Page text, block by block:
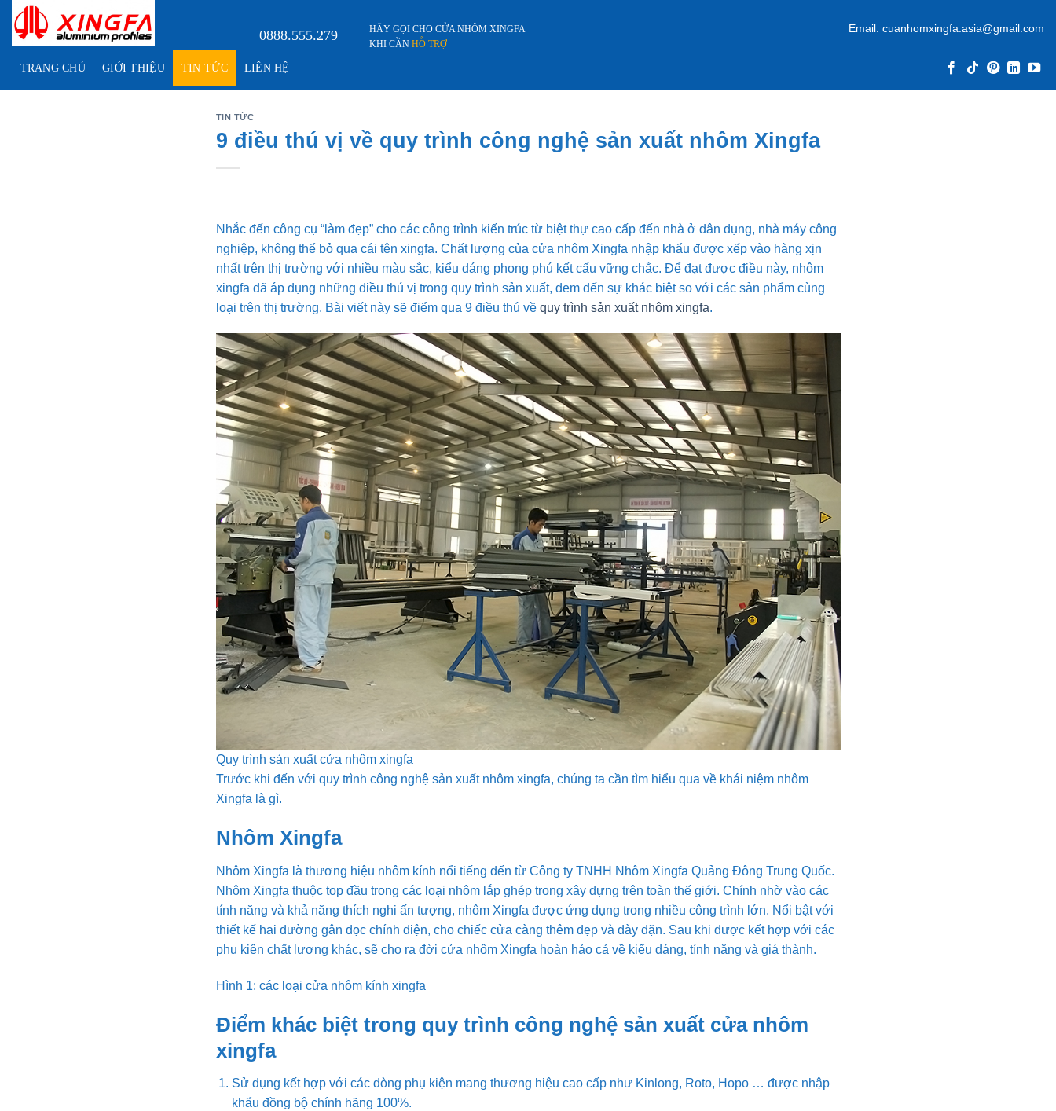
Skip
content
0888.555.279
HÃY GỌI CHO CỬA NHÔM XINGFA
KHI CẦN HỖ TRỢ
Email: cuanhomxingfa.asia@gmail.com
TRANG CHỦ GIỚI THIỆU TIN TỨC LIÊN HỆ
TIN TỨC
9 điều thú vị về quy trình công nghệ sản xuất nhôm Xingfa
Nhắc đến công cụ “làm đẹp” cho các công trình kiến trúc từ biệt thự cao cấp đến nhà ở dân dụng, nhà máy công
nghiệp, không thể bỏ qua cái tên xingfa. Chất lượng của cửa nhôm Xingfa nhập khẩu được xếp vào hàng xịn
nhất trên thị trường với nhiều màu sắc, kiểu dáng phong phú kết cấu vững chắc. Để đạt được điều này, nhôm
xingfa đã áp dụng những điều thú vị trong quy trình sản xuất, đem đến sự khác biệt so với các sản phẩm cùng
loại trên thị trường. Bài viết này sẽ điểm qua 9 điều thú về quy trình sản xuất nhôm xingfa.
Quy trình sản xuất cửa nhôm xingfa
Trước khi đến với quy trình công nghệ sản xuất nhôm xingfa, chúng ta cần tìm hiểu qua về khái niệm nhôm
Xingfa là gì.
Nhôm Xingfa
Nhôm Xingfa là thương hiệu nhôm kính nổi tiếng đến từ Công ty TNHH Nhôm Xingfa Quảng Đông Trung Quốc.
Nhôm Xingfa thuộc top đầu trong các loại nhôm lắp ghép trong xây dựng trên toàn thế giới. Chính nhờ vào các
tính năng và khả năng thích nghi ấn tượng, nhôm Xingfa được ứng dụng trong nhiều công trình lớn. Nổi bật với
thiết kế hai đường gân dọc chính diện, cho chiếc cửa càng thêm đẹp và dày dặn. Sau khi được kết hợp với các
phụ kiện chất lượng khác, sẽ cho ra đời cửa nhôm Xingfa hoàn hảo cả về kiểu dáng, tính năng và giá thành.
Hình 1: các loại cửa nhôm kính xingfa
Điểm khác biệt trong quy trình công nghệ sản xuất cửa nhôm
xingfa
Sử dụng kết hợp với các dòng phụ kiện mang thương hiệu cao cấp như Kinlong, Roto, Hopo … được nhập
khẩu đồng bộ chính hãng 100%.